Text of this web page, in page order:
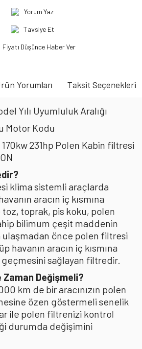
Yorum Yaz
Tavsiye Et
Fiyatı Düşünce Haber Ver
Yorumları Taksit Seçenekleri
Yılı Uyumluluk Aralığı
Motor Kodu
170kw 231hp Polen Kabin filtresi
klima sistemli araçlarda
aracın iç kısmına
toprak, pis koku, polen
bilimum çeşit maddenin
ulaşmadan önce polen filtresi
havanın aracın iç kısmına
sağlayan filtredir.
Değişmeli?
km de bir aracınızın polen
özen göstermeli senelik
ile polen filtrenizi kontrol
durumda değişimini